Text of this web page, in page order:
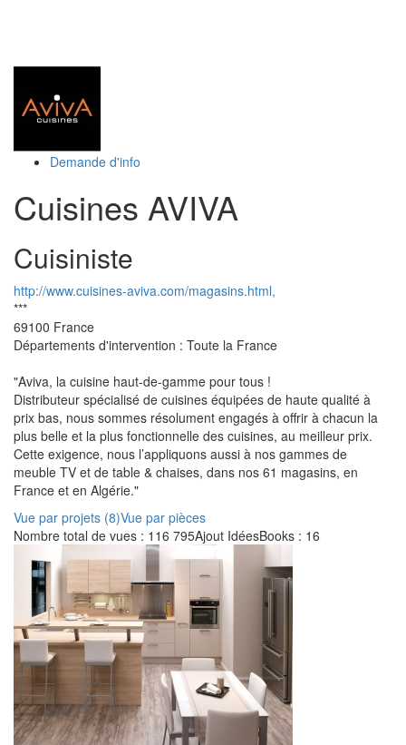
Demande d'info
Cuisines AVIVA
Cuisiniste
http://www.cuisines-aviva.com/magasins.html,
***
69100 France
Départements d'intervention : Toute la France
"Aviva, la cuisine haut-de-gamme pour tous !
Distributeur spécialisé de cuisines équipées de haute qualité à
prix bas, nous sommes résolument engagés à offrir à chacun la
plus belle et la plus fonctionnelle des cuisines, au meilleur prix.
Cette exigence, nous l’appliquons aussi à nos gammes de
meuble TV et de table & chaises, dans nos 61 magasins, en
France et en Algérie."
Vue par projets (8)Vue par pièces
Nombre total de vues : 116 795Ajout IdéesBooks : 16